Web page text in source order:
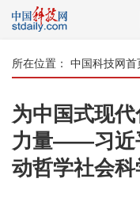
所在位置： 中国科技网首
为中国式现
力量——习近
动哲学社会